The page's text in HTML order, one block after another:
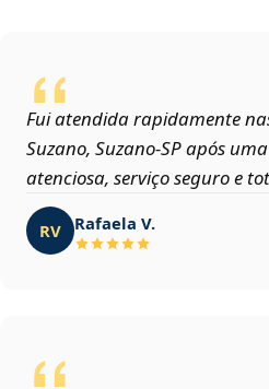
Fui atendida rapidamente
Suzano, Suzano‑SP após
atenciosa, serviço seguro e
RV Rafaela V.